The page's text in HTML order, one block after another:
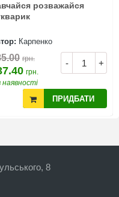
розважайся
Карпенко
- +
грн.
грн.
наявності
ПРИДБАТИ
8